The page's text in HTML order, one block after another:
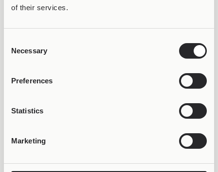
of their services.
Selection
Necessary
Preferences
Statistics
Marketing
LIFETIME WARRANTY